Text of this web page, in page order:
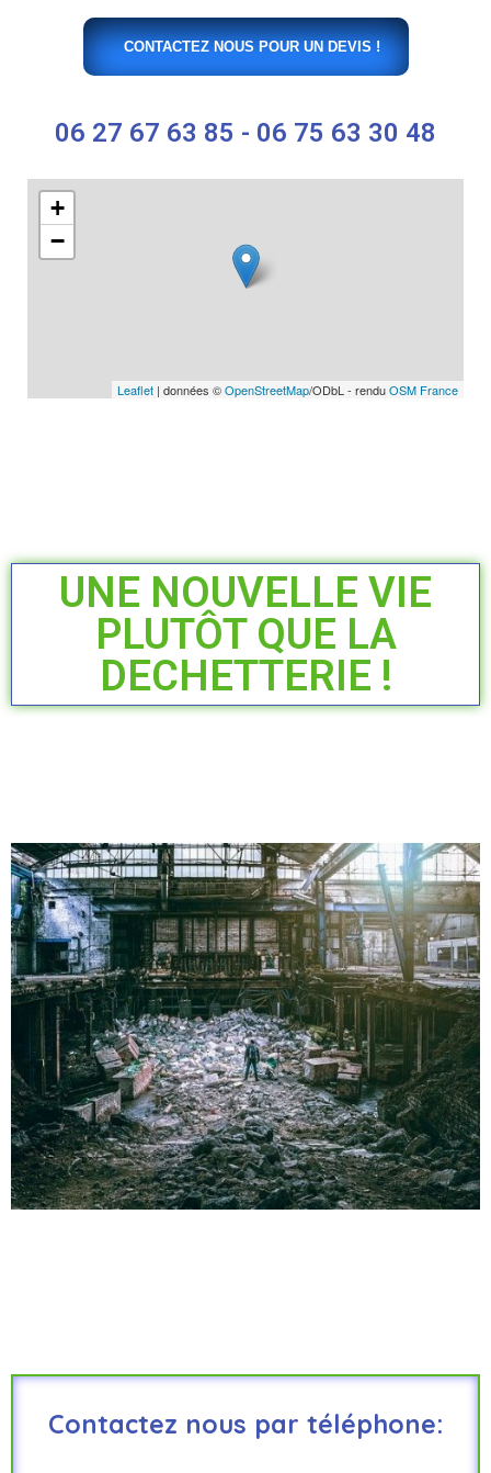
CONTACTEZ NOUS POUR UN DEVIS !
06 27 67 63 85 - 06 75 63 30 48
+
−
Leaflet | données ©OpenStreetMap/ODbL - renduOSM France
UNE NOUVELLE VIE
PLUTÔT QUE LA
DECHETTERIE !
Contactez nous par téléphone: